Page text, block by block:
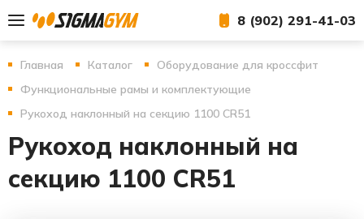
8 (902) 291-41-03
Главная Каталог
Оборудование для кроссфит
Функциональные рамы и комплектующие
Рукоход наклонный на секцию 1100 CR51
Рукоход наклонный на
секцию 1100 CR51